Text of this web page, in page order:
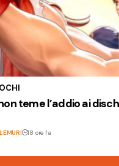
teme l’addio ai
18 ore fa